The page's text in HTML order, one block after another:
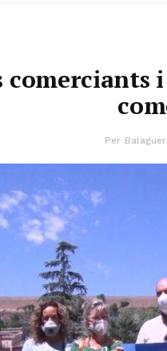
comerciants
Per